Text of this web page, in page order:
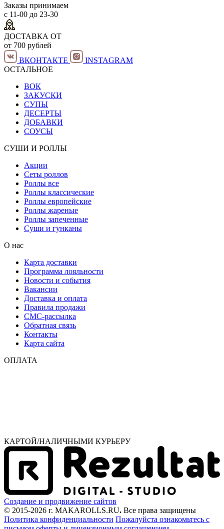
Заказы принимаем
с 11-00 до 23-30
ДОСТАВКА ОТ
от 700 рублей
ВКОНТАКТЕ
INSTAGRAM
ОСТАЛЬНОЕ
ВОК
ЗАКУСКИ
СУПЫ
ДЕСЕРТЫ
ДОБАВКИ
СОУСЫ
СУШИ И РОЛЛЫ
Акции
Сеты роллов
Роллы все
Роллы классические
Роллы европейские
Роллы жареные
Роллы запеченные
Суши и гунканы
О нас
Карта доставки
Программа лояльности
Новости и события
Вакансии
Доставка и оплата
Правила продажи
СМС-рассылка
Обратная связь
Контакты
Карта сайта
ОПЛАТА
КАРТОЙ/НАЛИЧНЫМИ КУРЬЕРУ
Создание и продвижение сайтов
© 2015-2026 г. MAKAROLLS.RU. Все права защищены
Политика конфиденциальности Пожалуйста ознакомьтесь с